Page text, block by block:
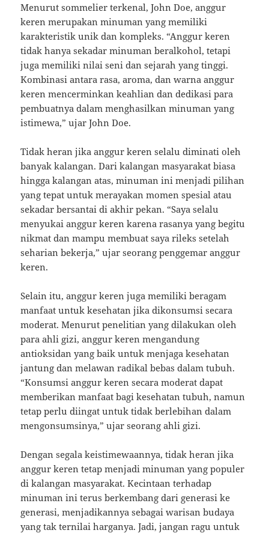
Menurut sommelier terkenal, John Doe, anggur
keren merupakan minuman yang memiliki
karakteristik unik dan kompleks. “Anggur keren
tidak hanya sekadar minuman beralkohol, tetapi
juga memiliki nilai seni dan sejarah yang tinggi.
Kombinasi antara rasa, aroma, dan warna anggur
keren mencerminkan keahlian dan dedikasi para
pembuatnya dalam menghasilkan minuman yang
istimewa,” ujar John Doe.
Tidak heran jika anggur keren selalu diminati oleh
banyak kalangan. Dari kalangan masyarakat biasa
hingga kalangan atas, minuman ini menjadi pilihan
yang tepat untuk merayakan momen spesial atau
sekadar bersantai di akhir pekan. “Saya selalu
menyukai anggur keren karena rasanya yang begitu
nikmat dan mampu membuat saya rileks setelah
seharian bekerja,” ujar seorang penggemar anggur
keren.
Selain itu, anggur keren juga memiliki beragam
manfaat untuk kesehatan jika dikonsumsi secara
moderat. Menurut penelitian yang dilakukan oleh
para ahli gizi, anggur keren mengandung
antioksidan yang baik untuk menjaga kesehatan
jantung dan melawan radikal bebas dalam tubuh.
“Konsumsi anggur keren secara moderat dapat
memberikan manfaat bagi kesehatan tubuh, namun
tetap perlu diingat untuk tidak berlebihan dalam
mengonsumsinya,” ujar seorang ahli gizi.
Dengan segala keistimewaannya, tidak heran jika
anggur keren tetap menjadi minuman yang populer
di kalangan masyarakat. Kecintaan terhadap
minuman ini terus berkembang dari generasi ke
generasi, menjadikannya sebagai warisan budaya
yang tak ternilai harganya. Jadi, jangan ragu untuk